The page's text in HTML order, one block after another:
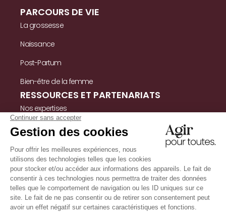
PARCOURS DE VIE
La grossesse
Naissance
Post-Partum
Bien-être de la femme
RESSOURCES ET PARTENARIATS
Nos expertises
Nos ressources
Témoignages
Nous contacter
INFORMATIONS
Mentions légales
Politique de confidentialité & cookies